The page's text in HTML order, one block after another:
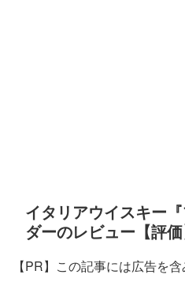
イタリアウイスキー
ダーのレビュー【評価
【PR】この記事には広告を含